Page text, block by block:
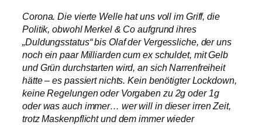
Corona. Die vierte Welle hat uns voll im Griff, die
Politik, obwohl Merkel & Co aufgrund ihres
„Duldungsstatus“ bis Olaf der Vergessliche, der uns
noch ein paar Milliarden cum ex schuldet, mit Gelb
und Grün durchstarten wird, an sich Narrenfreiheit
hätte – es passiert nichts. Kein benötigter Lockdown,
keine Regelungen oder Vorgaben zu 2g oder 1g
oder was auch immer… wer will in dieser irren Zeit,
trotz Maskenpflicht und dem immer wieder